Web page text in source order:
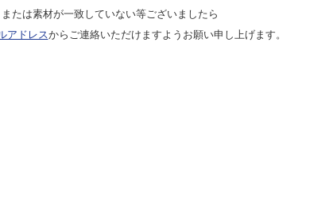
たは素材が一致していない等ございましたら
アドレスからご連絡いただけますようお願い申し上げます。